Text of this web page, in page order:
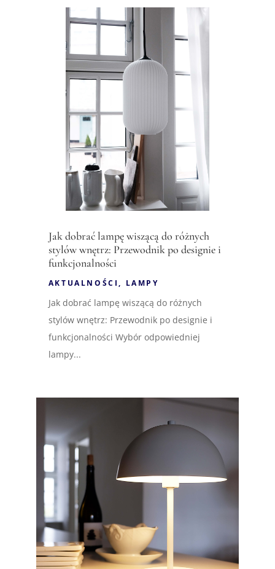
Jak dobrać lampę wiszącą do różnych
stylów wnętrz: Przewodnik po designie i
funkcjonalności
AKTUALNOŚCI, LAMPY
Jak dobrać lampę wiszącą do różnych
stylów wnętrz: Przewodnik po designie i
funkcjonalności Wybór odpowiedniej
lampy...